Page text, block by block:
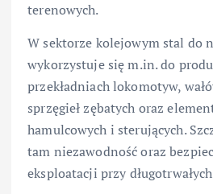
terenowych.
W sektorze kolejowym stal do
wykorzystuje się m.in. do
przekładniach lokomotyw,
sprzęgieł zębatych oraz
hamulcowych i sterujących.
tam niezawodność oraz
eksploatacji przy